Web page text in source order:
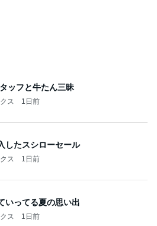
ッフと牛たん三昧
ス 1日前
したスシローセール
ス 1日前
いってる夏の思い出
ス 1日前